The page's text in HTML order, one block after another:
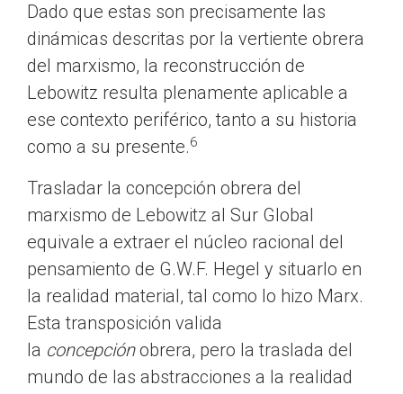
Dado que estas son precisamente las
dinámicas descritas por la vertiente obrera
del marxismo, la reconstrucción de
Lebowitz resulta plenamente aplicable a
ese contexto periférico, tanto a su historia
como a su presente.6
Trasladar la concepción obrera del
marxismo de Lebowitz al Sur Global
equivale a extraer el núcleo racional del
pensamiento de G.W.F. Hegel y situarlo en
la realidad material, tal como lo hizo Marx.
Esta transposición valida
la concepciónobrera, pero la traslada del
mundo de las abstracciones a la realidad